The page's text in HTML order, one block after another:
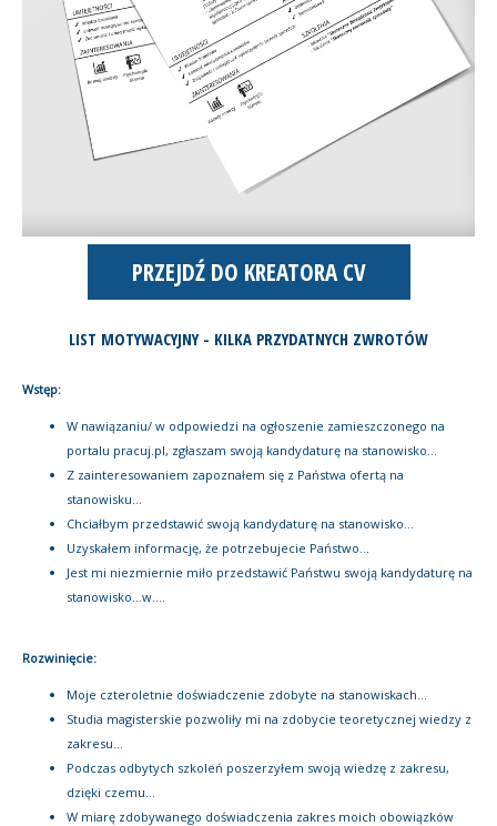
PRZEJDŹ DO KREATORA CV
LIST MOTYWACYJNY - KILKA PRZYDATNYCH ZWROTÓW
Wstęp:
W nawiązaniu/ w odpowiedzi na ogłoszenie zamieszczonego na
portalu pracuj.pl, zgłaszam swoją kandydaturę na stanowisko…
Z zainteresowaniem zapoznałem się z Państwa ofertą na
stanowisku…
Chciałbym przedstawić swoją kandydaturę na stanowisko…
Uzyskałem informację, że potrzebujecie Państwo…
Jest mi niezmiernie miło przedstawić Państwu swoją kandydaturę na
stanowisko…w….
Rozwinięcie:
Moje czteroletnie doświadczenie zdobyte na stanowiskach…
Studia magisterskie pozwoliły mi na zdobycie teoretycznej wiedzy z
zakresu…
Podczas odbytych szkoleń poszerzyłem swoją wiedzę z zakresu,
dzięki czemu…
W miarę zdobywanego doświadczenia zakres moich obowiązków